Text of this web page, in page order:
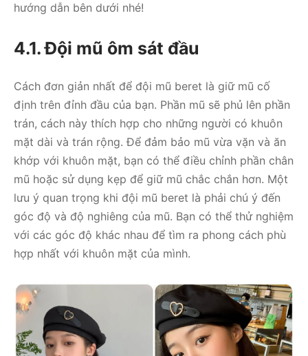
hướng dẫn bên dưới nhé!
4.1. Đội mũ ôm sát đầu
Cách đơn giản nhất để đội mũ beret là giữ mũ cố
định trên đỉnh đầu của bạn. Phần mũ sẽ phủ lên phần
trán, cách này thích hợp cho những người có khuôn
mặt dài và trán rộng. Để đảm bảo mũ vừa vặn và ăn
khớp với khuôn mặt, bạn có thể điều chỉnh phần chân
mũ hoặc sử dụng kẹp để giữ mũ chắc chắn hơn. Một
lưu ý quan trọng khi đội mũ beret là phải chú ý đến
góc độ và độ nghiêng của mũ. Bạn có thể thử nghiệm
với các góc độ khác nhau để tìm ra phong cách phù
hợp nhất với khuôn mặt của mình.